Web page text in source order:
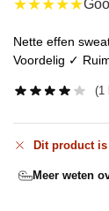
★★★★★
Nette effen
Voordelig ✓
(1
Dit product
Meer weten